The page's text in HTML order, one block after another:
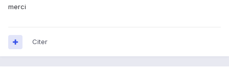
merci
Citer